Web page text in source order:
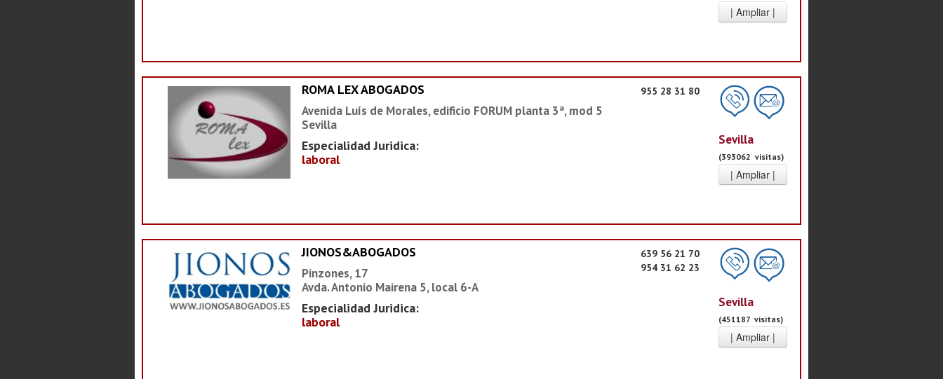
ROMA LEX ABOGADOS
Avenida Luís de Morales, edificio FORUM planta 3ª, mod 5
Sevilla
Especialidad Juridica:
laboral
955 28 31 80
Sevilla
(393062 visitas)
JIONOS&ABOGADOS
Pinzones, 17
Avda. Antonio Mairena 5, local 6-A
Especialidad Juridica:
laboral
639 56 21 70
954 31 62 23
Sevilla
(451187 visitas)